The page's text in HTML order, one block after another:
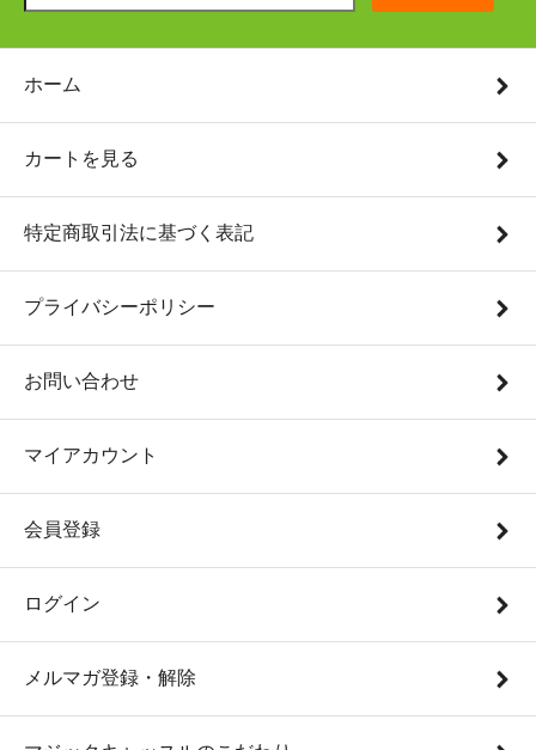
ホーム
カートを見る
特定商取引法に基づく表記
プライバシーポリシー
お問い合わせ
マイアカウント
会員登録
ログイン
メルマガ登録・解除